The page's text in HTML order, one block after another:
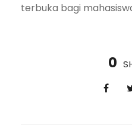
terbuka bagi
0